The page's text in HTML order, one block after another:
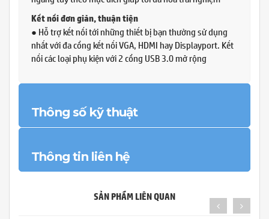
Kết nối đơn giản, thuận tiện
● Hỗ trợ kết nối tới những thiết bị bạn thường sử dụng
nhất với đa cổng kết nối VGA, HDMI hay Displayport. Kết
nối các loại phụ kiện với 2 cổng USB 3.0 mở rộng
Thông số kỹ thuật
Thông tin liên hệ
SẢN PHẨM LIÊN QUAN